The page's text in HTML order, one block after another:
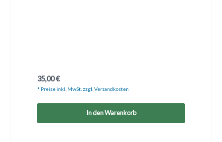
Regulärer Preis:
35,00 €
* Preise inkl. MwSt. zzgl. Versandkosten
In den Warenkorb